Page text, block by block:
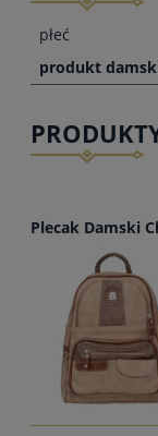
płeć
produkt
Plecak Damski